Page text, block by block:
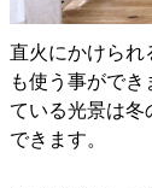
直火にかけられ
も使う事がで
ている光景は冬
できます。